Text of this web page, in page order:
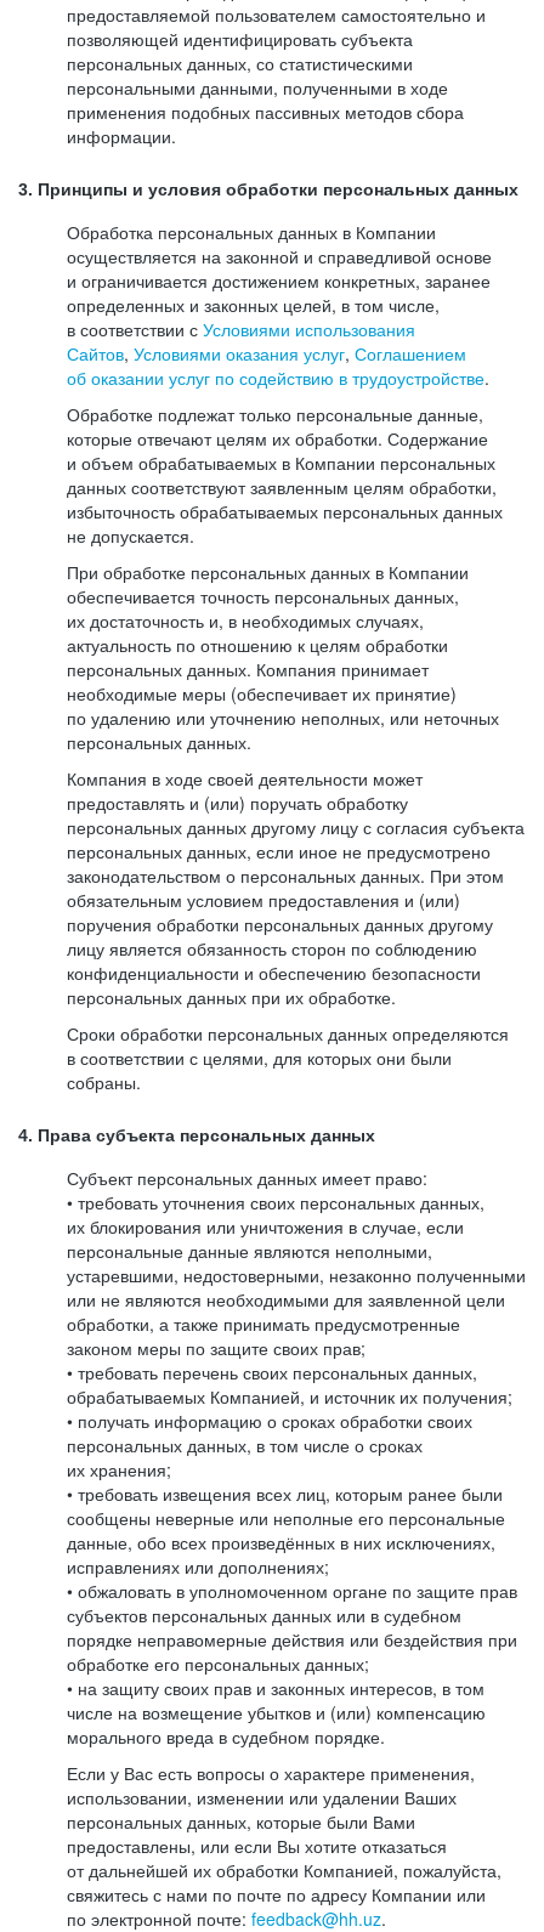
предоставляемой пользователем самостоятельно и
позволяющей идентифицировать субъекта
персональных данных, со статистическими
персональными данными, полученными в ходе
применения подобных пассивных методов сбора
информации.
3. Принципы и условия обработки персональных данных
Обработка персональных данных в Компании
осуществляется на законной и справедливой основе
и ограничивается достижением конкретных, заранее
определенных и законных целей, в том числе,
в соответствии с Условиями использования
Сайтов, Условиями оказания услуг, Соглашением
об оказании услуг по содействию в трудоустройстве.
Обработке подлежат только персональные данные,
которые отвечают целям их обработки. Содержание
и объем обрабатываемых в Компании персональных
данных соответствуют заявленным целям обработки,
избыточность обрабатываемых персональных данных
не допускается.
При обработке персональных данных в Компании
обеспечивается точность персональных данных,
их достаточность и, в необходимых случаях,
актуальность по отношению к целям обработки
персональных данных. Компания принимает
необходимые меры (обеспечивает их принятие)
по удалению или уточнению неполных, или неточных
персональных данных.
Компания в ходе своей деятельности может
предоставлять и (или) поручать обработку
персональных данных другому лицу с согласия субъекта
персональных данных, если иное не предусмотрено
законодательством о персональных данных. При этом
обязательным условием предоставления и (или)
поручения обработки персональных данных другому
лицу является обязанность сторон по соблюдению
конфиденциальности и обеспечению безопасности
персональных данных при их обработке.
Сроки обработки персональных данных определяются
в соответствии с целями, для которых они были
собраны.
4. Права субъекта персональных данных
Субъект персональных данных имеет право:
• требовать уточнения своих персональных данных,
их блокирования или уничтожения в случае, если
персональные данные являются неполными,
устаревшими, недостоверными, незаконно полученными
или не являются необходимыми для заявленной цели
обработки, а также принимать предусмотренные
законом меры по защите своих прав;
• требовать перечень своих персональных данных,
обрабатываемых Компанией, и источник их получения;
• получать информацию о сроках обработки своих
персональных данных, в том числе о сроках
их хранения;
• требовать извещения всех лиц, которым ранее были
сообщены неверные или неполные его персональные
данные, обо всех произведённых в них исключениях,
исправлениях или дополнениях;
• обжаловать в уполномоченном органе по защите прав
субъектов персональных данных или в судебном
порядке неправомерные действия или бездействия при
обработке его персональных данных;
• на защиту своих прав и законных интересов, в том
числе на возмещение убытков и (или) компенсацию
морального вреда в судебном порядке.
Если у Вас есть вопросы о характере применения,
использовании, изменении или удалении Ваших
персональных данных, которые были Вами
предоставлены, или если Вы хотите отказаться
от дальнейшей их обработки Компанией, пожалуйста,
свяжитесь с нами по почте по адресу Компании или
по электронной почте: feedback@hh.uz.